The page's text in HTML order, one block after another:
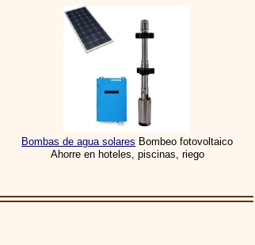
Bombas de agua solares Bombeo fotovoltaico
Ahorre en hoteles, piscinas, riego